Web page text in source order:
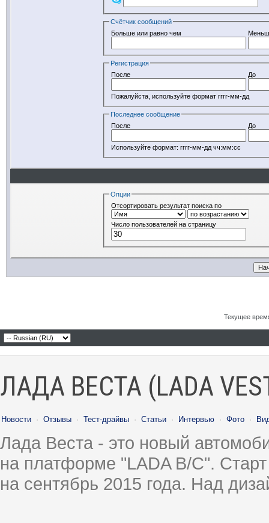
Счётчик сообщений
Больше или равно чем
Регистрация
После
До
Пожалуйста, используйте формат гггг-мм-дд
Последнее сообщение
После
До
Используйте формат: гггг-мм-дд чч:мм:сс
Опции
Отсортировать результат поиска по
Число пользователей на страницу
Текущее
ЛАДА ВЕСТА (LADA
Новости · Отзывы · Тест-драйвы · Статьи · Интервью · Фото ·
Лада Веста - это новый
на платформе "LADA B/C".
на сентябрь 2015 года. Над